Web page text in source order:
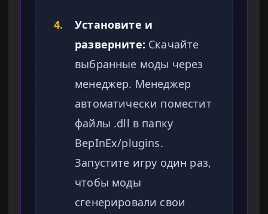
4.
Установите и
разверните: Скачайте
выбранные моды через
менеджер. Менеджер
автоматически поместит
файлы .dll в папку
BepInEx/plugins.
Запустите игру один раз,
чтобы моды
сгенерировали свои